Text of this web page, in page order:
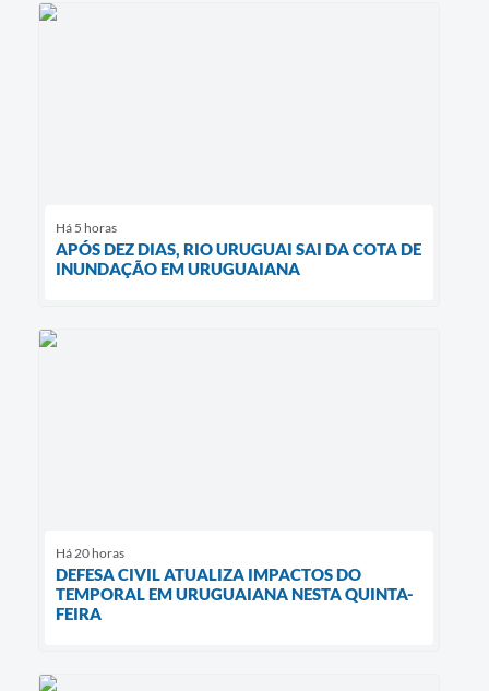
Há 5 horas
APÓS DEZ DIAS, RIO URUGUAI SAI DA COTA DE
INUNDAÇÃO EM URUGUAIANA
Há 20 horas
DEFESA CIVIL ATUALIZA IMPACTOS DO
TEMPORAL EM URUGUAIANA NESTA QUINTA-
FEIRA